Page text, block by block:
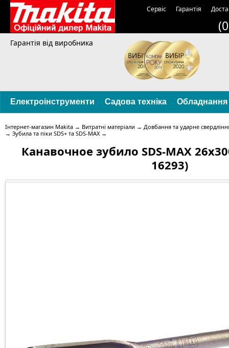
Сервіс Гарантія
Гарантія від виробника
Електроінструменти Садова техніка Обладнання
Інтернет-магазин Makita → Витратні матеріали → Довбання та ударне
→ Зубила та піки SDS+ та SDS-MAX→
Канавочное зубило SDS-MAX
16293)